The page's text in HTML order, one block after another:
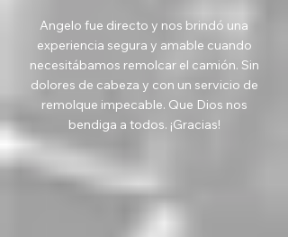
Angelo fue directo y nos brindó una
experiencia segura y amable cuando
necesitábamos remolcar el camión. Sin
dolores de cabeza y con un servicio de
remolque impecable. Que Dios nos
bendiga a todos. ¡Gracias!